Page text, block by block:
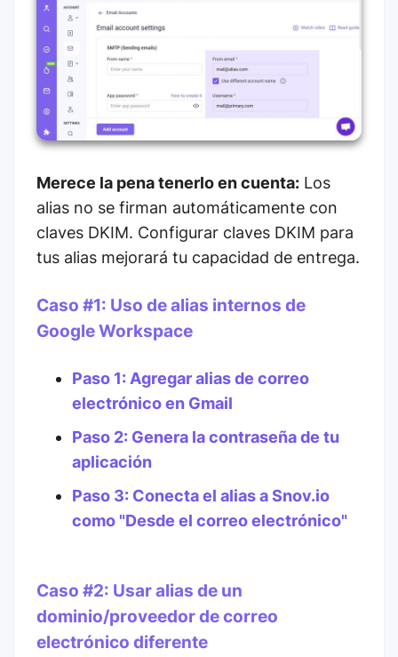
Merece la pena tenerlo en cuenta: Los
alias no se firman automáticamente con
claves DKIM. Configurar claves DKIM para
tus alias mejorará tu capacidad de entrega.
Caso #1: Uso de alias internos de
Google Workspace
Paso 1: Agregar alias de correo
electrónico en Gmail
Paso 2: Genera la contraseña de tu
aplicación
Paso 3: Conecta el alias a Snov.io
como "Desde el correo electrónico"
Caso #2: Usar alias de un
dominio/proveedor de correo
electrónico diferente